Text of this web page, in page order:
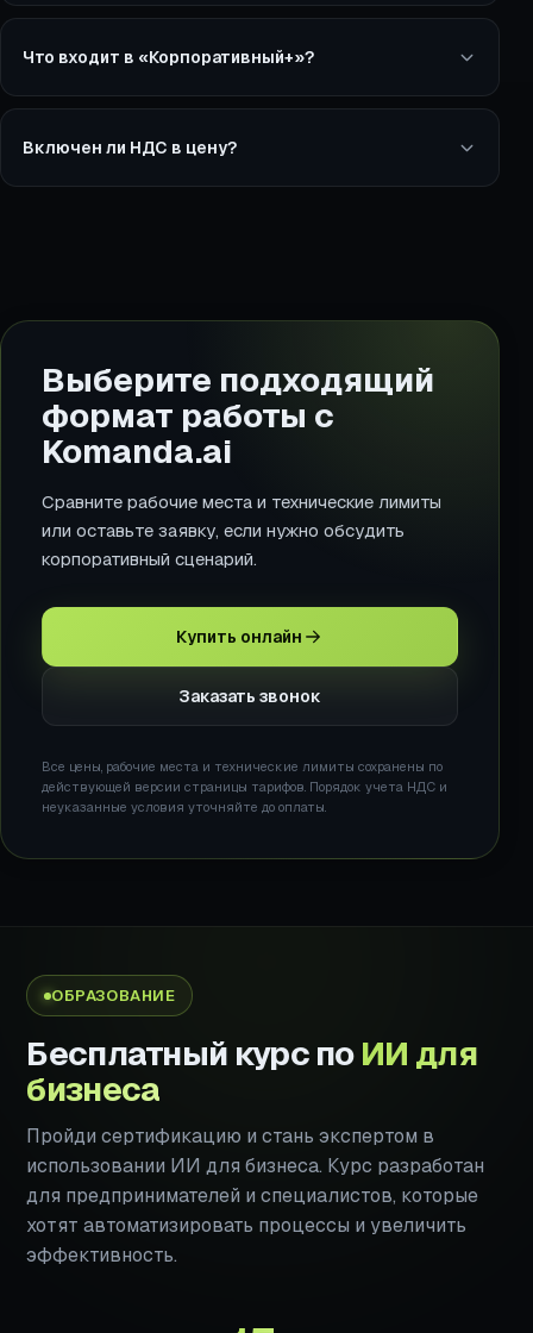
Что входит в «Корпоративный+»?
Включен ли НДС в цену?
Выберите подходящий
формат работы с
Komanda.ai
Сравните рабочие места и технические лимиты
или оставьте заявку, если нужно обсудить
корпоративный сценарий.
Купить онлайн
Заказать звонок
Все цены, рабочие места и технические лимиты сохранены по
действующей версии страницы тарифов. Порядок учета НДС и
неуказанные условия уточняйте до оплаты.
ОБРАЗОВАНИЕ
Бесплатный курс поИИ для
бизнеса
Пройди сертификацию и стань экспертом в
использовании ИИ для бизнеса. Курс разработан
для предпринимателей и специалистов, которые
хотят автоматизировать процессы и увеличить
эффективность.